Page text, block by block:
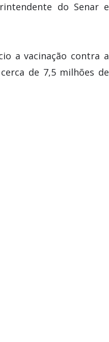
do Senar e
a vacinação contra a
de 7,5 milhões de